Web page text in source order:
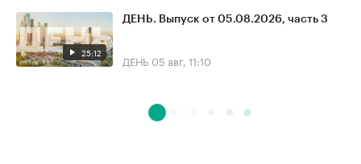
25:12
ДЕНЬ. Выпуск от 05.08.2026, часть 3
ДЕНЬ 05 авг, 11:10